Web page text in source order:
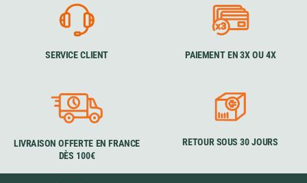
SERVICE CLIENT PAIEMENT EN 3X OU 4X
LIVRAISON OFFERTE EN FRANCE
DÈS 100€
RETOUR SOUS 30 JOURS